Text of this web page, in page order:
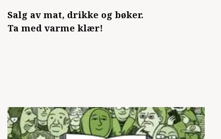
Salg av mat, drikke og bøker.
Ta med varme klær!